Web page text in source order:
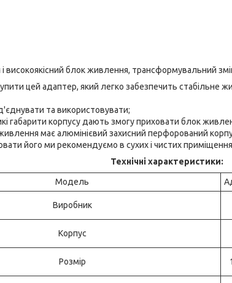
високоякісний блок живлення, трансформувальний
цей адаптер, який легко забезпечить стабільне
та використовувати;
габарити корпусу дають змогу приховати блок
має алюмінієвий захисний перфорований
його ми рекомендуємо в сухих і чистих
Технічні характеристики:
Модель
Виробник
Корпус
Розмір